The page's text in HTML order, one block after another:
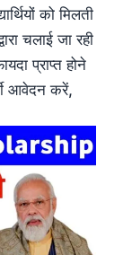
को मिलती
चलाई जा रही
प्राप्त होने
आवेदन करें,